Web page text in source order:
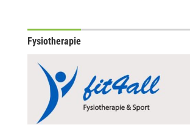
Fysiotherapie